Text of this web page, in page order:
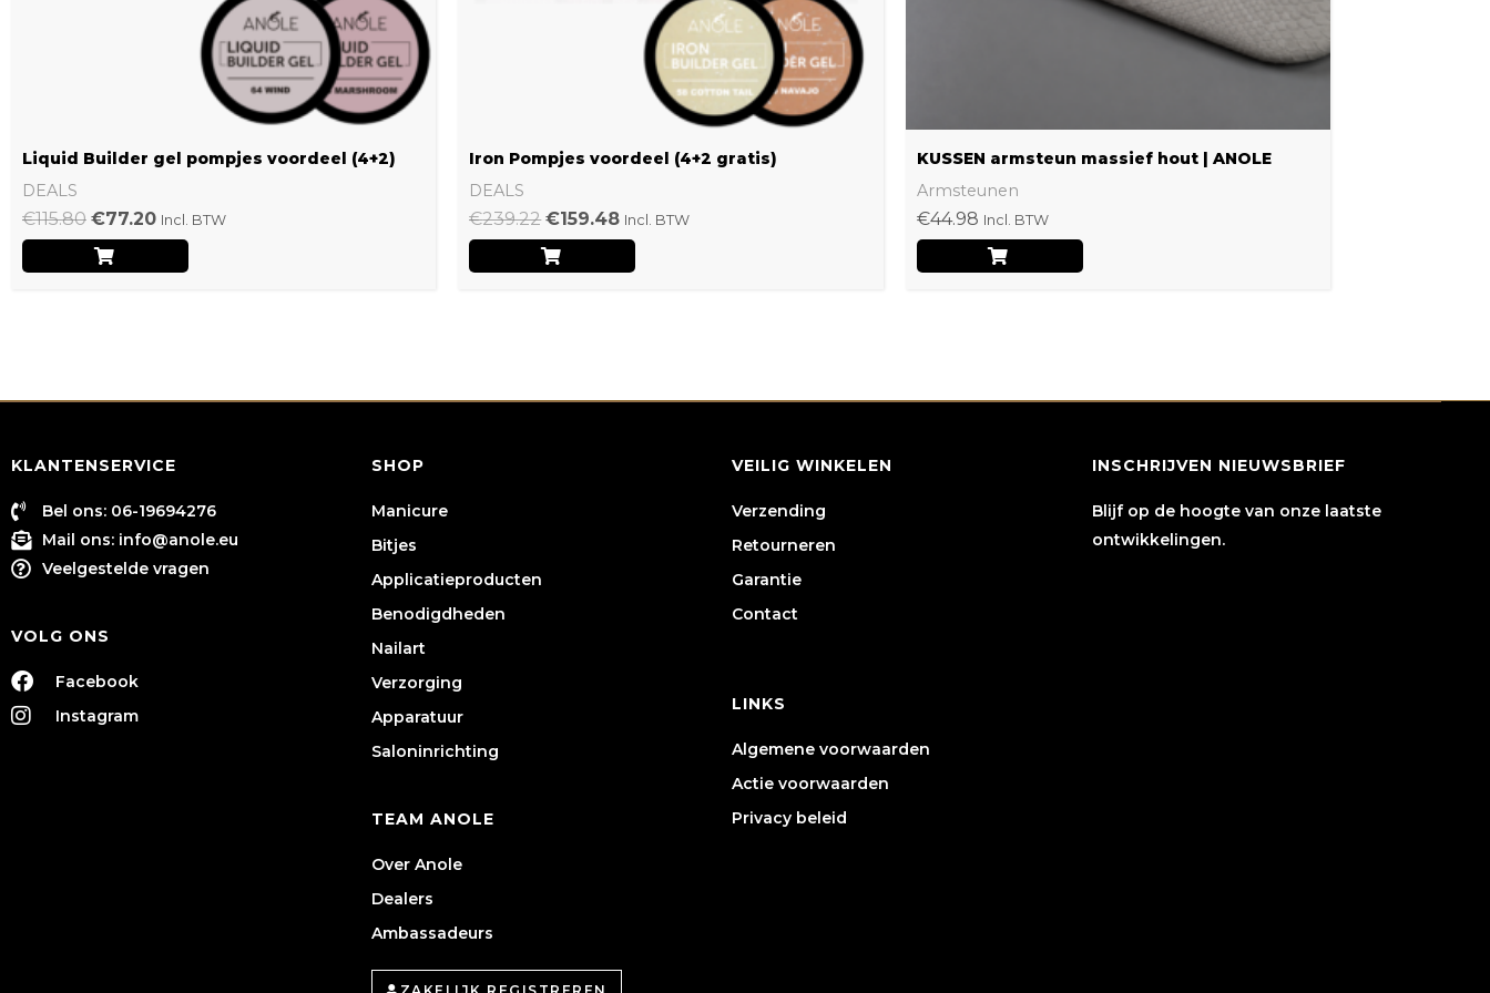
Liquid Builder gel pompjes voordeel (4+2)
DEALS
€115.80 €77.20 Incl. BTW
Iron Pompjes voordeel (4+2 gratis)
DEALS
€239.22 €159.48 Incl. BTW
KUSSEN armsteun massief hout | ANOLE
Armsteunen
€44.98 Incl. BTW
worden
productpagina
KLANTENSERVICE
Bel ons: 06-19694276
Mail ons: info@anole.eu
Veelgestelde vragen
VOLG ONS
Facebook
Instagram
SHOP
Manicure
Bitjes
Applicatieproducten
Benodigdheden
Nailart
Verzorging
Apparatuur
Saloninrichting
TEAM ANOLE
Over Anole
Dealers
Ambassadeurs
VEILIG WINKELEN
Verzending
Retourneren
Garantie
Contact
LINKS
Algemene voorwaarden
Actie voorwaarden
Privacy beleid
INSCHRIJVEN NIEUWSBRIEF
Blijf op de hoogte van onze laatste
ontwikkelingen.